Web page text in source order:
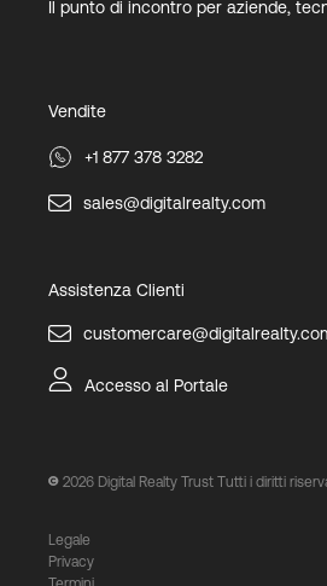
Il punto di incontro per aziende,
Vendite
+1 877 378 3282
sales@digitalrealty.com
Assistenza Clienti
Accesso al Portale
2026 Digital Realty Trust Tutti i diritti
Legale
Privacy